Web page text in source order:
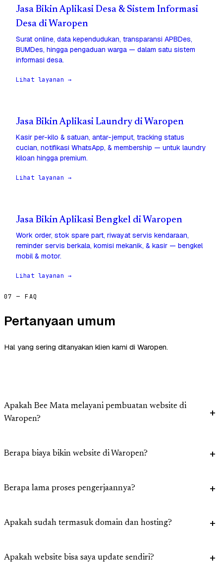
Jasa Bikin Aplikasi Desa & Sistem Informasi
Desa di Waropen
Surat online, data kependudukan, transparansi APBDes,
BUMDes, hingga pengaduan warga — dalam satu sistem
informasi desa.
Lihat layanan →
Jasa Bikin Aplikasi Laundry di Waropen
Kasir per-kilo & satuan, antar-jemput, tracking status
cucian, notifikasi WhatsApp, & membership — untuk laundry
kiloan hingga premium.
Lihat layanan →
Jasa Bikin Aplikasi Bengkel di Waropen
Work order, stok spare part, riwayat servis kendaraan,
reminder servis berkala, komisi mekanik, & kasir — bengkel
mobil & motor.
Lihat layanan →
07 — FAQ
Pertanyaan umum
Hal yang sering ditanyakan klien kami di Waropen.
Apakah Bee Mata melayani pembuatan website di
Waropen?
Berapa biaya bikin website di Waropen?
Berapa lama proses pengerjaannya?
Apakah sudah termasuk domain dan hosting?
Apakah website bisa saya update sendiri?